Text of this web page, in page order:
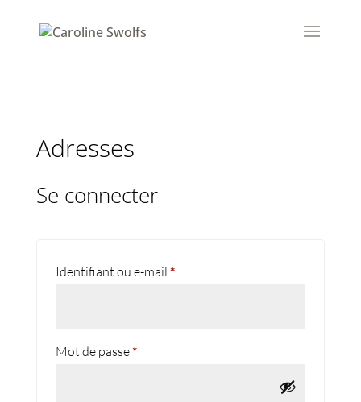
Adresses
Se connecter
Identifiant ou e-mail *Obligatoire
Mot de passe*Obligatoire